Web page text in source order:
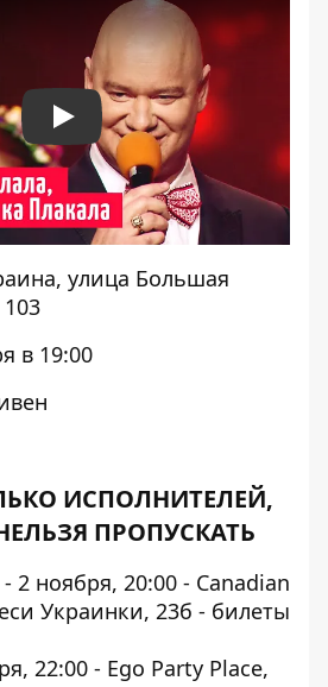
Play
улица Большая
в 19:00
ИСПОЛНИТЕЛЕЙ,
ПРОПУСКАТЬ
2 ноября, 20:00 - Canadian
Украинки, 23б - билеты
22:00 - Ego Party Place,